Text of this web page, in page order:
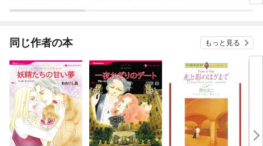
作
同じ作者の本 もっと見る